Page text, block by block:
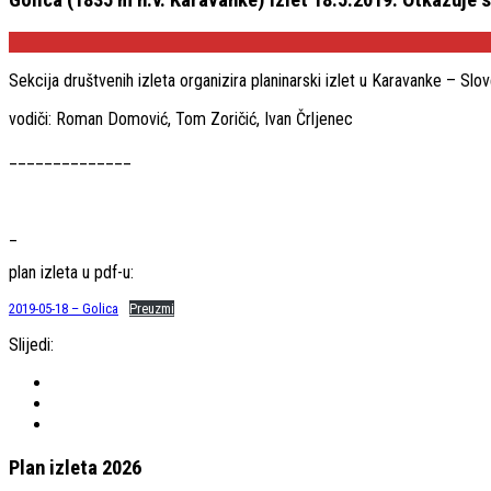
Sekcija društvenih izleta organizira planinarski izlet u Karavanke –
vodiči: Roman Domović, Tom Zoričić, Ivan Črljenec
plan izleta u pdf-u:
2019-05-18 – Golica Preuzmi
Slijedi:
Plan izleta 2026